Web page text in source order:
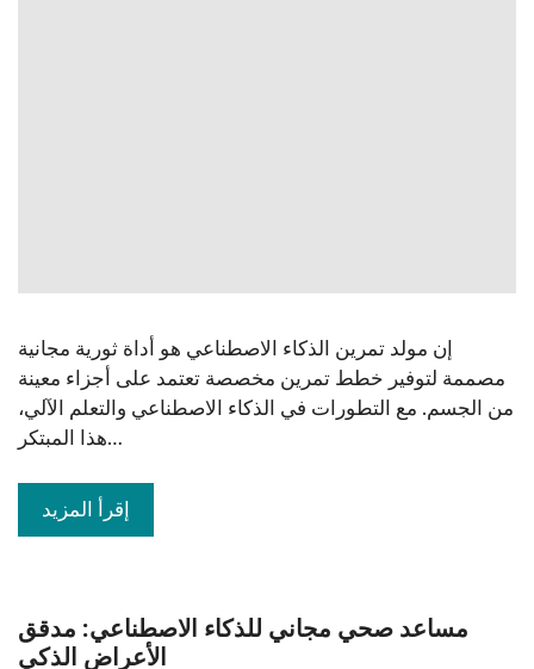
إن مولد تمرين الذكاء الاصطناعي هو أداة ثورية مجانية
مصممة لتوفير خطط تمرين مخصصة تعتمد على أجزاء معينة
من الجسم. مع التطورات في الذكاء الاصطناعي والتعلم الآلي،
هذا المبتكر…
إقرأ المزيد
مساعد صحي مجاني للذكاء الاصطناعي: مدقق
الأعراض الذكي